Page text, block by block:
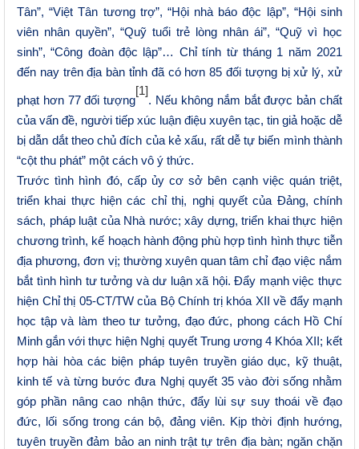
Tân”, “Việt Tân tương trợ”, “Hội nhà báo độc lập”, “Hội sinh
viên nhân quyền”, “Quỹ tuổi trẻ lòng nhân ái”, “Quỹ vì học
sinh”, “Công đoàn độc lập”… Chỉ tính từ tháng 1 năm 2021
đến nay trên địa bàn tỉnh đã có hơn 85 đối tượng bị xử lý, xử
phạt hơn 77 đối tượng
[1]
. Nếu không nắm bắt được bản chất
của vấn đề, người tiếp xúc luận điệu xuyên tạc, tin giả hoặc dễ
bị dẫn dắt theo chủ đích của kẻ xấu, rất dễ tự biến mình thành
“cột thu phát” một cách vô ý thức.
Trước tình hình đó, cấp ủy cơ sở bên cạnh việc quán triệt,
triển khai thực hiện các chỉ thị, nghị quyết của Đảng, chính
sách, pháp luật của Nhà nước; xây dựng, triển khai thực hiện
chương trình, kế hoạch hành động phù hợp tình hình thực tiễn
địa phương, đơn vị; thường xuyên quan tâm chỉ đạo việc nắm
bắt tình hình tư tưởng và dư luận xã hội. Đẩy mạnh việc thực
hiện Chỉ thị 05-CT/TW của Bộ Chính trị khóa XII về đẩy mạnh
học tập và làm theo tư tưởng, đạo đức, phong cách Hồ Chí
Minh gắn với thực hiện Nghị quyết Trung ương 4 Khóa XII; kết
hợp hài hòa các biện pháp tuyên truyền giáo dục, kỹ thuật,
kinh tế và từng bước đưa Nghị quyết 35 vào đời sống nhằm
góp phần nâng cao nhận thức, đẩy lùi sự suy thoái về đạo
đức, lối sống trong cán bộ, đảng viên. Kịp thời định hướng,
tuyên truyền đảm bảo an ninh trật tự trên địa bàn; ngăn chặn